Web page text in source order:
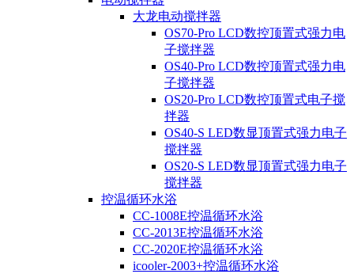
大龙电动搅拌器
OS70-Pro LCD数控顶置式强力电
子搅拌器
OS40-Pro LCD数控顶置式强力电
子搅拌器
OS20-Pro LCD数控顶置式电子搅
拌器
OS40-S LED数显顶置式强力电子
搅拌器
OS20-S LED数显顶置式强力电子
搅拌器
控温循环水浴
CC-1008E控温循环水浴
CC-2013E控温循环水浴
CC-2020E控温循环水浴
icooler-2003+控温循环水浴